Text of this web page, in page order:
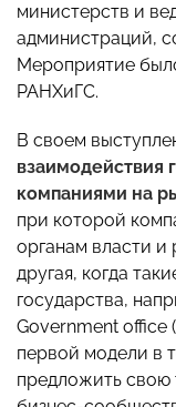
министерств и
администраций,
Мероприятие
РАНХиГС.
В своем
взаимодействия
компаниями на
при которой
органам власти
другая, когда
государства,
Government office
первой модели в
предложить свою